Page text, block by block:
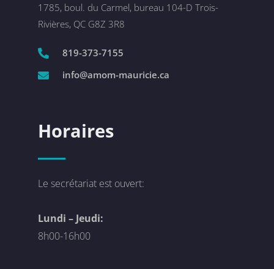
1785, boul. du Carmel, bureau 104-D Trois-
Rivières, QC G8Z 3R8
819-373-7155
info@amom-mauricie.ca
Horaires
Le secrétariat est ouvert:
Lundi – Jeudi:
8h00-16h00